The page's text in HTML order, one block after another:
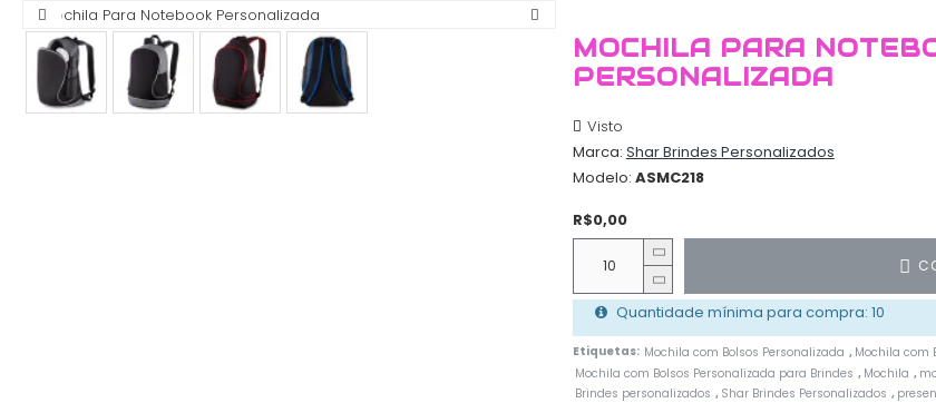
MOCHILA PARA
PERSONALIZADA
Marca: Shar Brindes Personalizados
Modelo: ASMC218
Visto
R$0,00
Quantidade mínima para compra: 10
Etiquetas: Mochila com Bolsos Personalizada , Mochila com
Mochila com Bolsos Personalizada para Brindes , Mochila ,
Brindes personalizados , Shar Brindes Personalizados ,